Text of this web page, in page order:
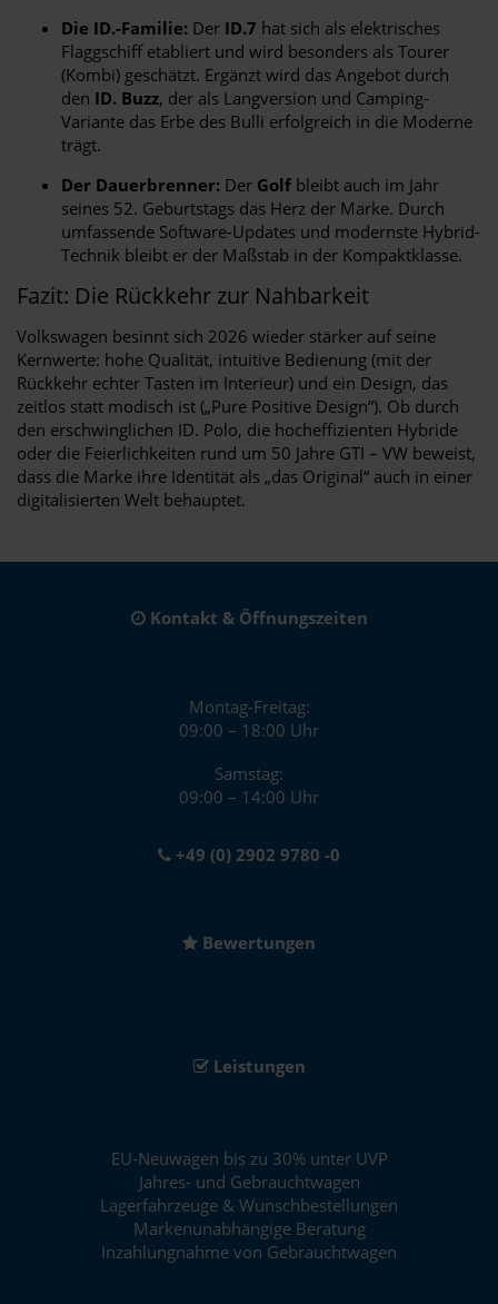
Die ID.-Familie: Der ID.7 hat sich als elektrisches
Flaggschiff etabliert und wird besonders als Tourer
(Kombi) geschätzt. Ergänzt wird das Angebot durch
den ID. Buzz, der als Langversion und Camping-
Variante das Erbe des Bulli erfolgreich in die Moderne
trägt.
Der Dauerbrenner: Der Golf bleibt auch im Jahr
seines 52. Geburtstags das Herz der Marke. Durch
umfassende Software-Updates und modernste Hybrid-
Technik bleibt er der Maßstab in der Kompaktklasse.
Fazit: Die Rückkehr zur Nahbarkeit
Volkswagen besinnt sich 2026 wieder stärker auf seine
Kernwerte: hohe Qualität, intuitive Bedienung (mit der
Rückkehr echter Tasten im Interieur) und ein Design, das
zeitlos statt modisch ist („Pure Positive Design“). Ob durch
den erschwinglichen ID. Polo, die hocheffizienten Hybride
oder die Feierlichkeiten rund um 50 Jahre GTI – VW beweist,
dass die Marke ihre Identität als „das Original“ auch in einer
digitalisierten Welt behauptet.
Kontakt & Öffnungszeiten
Montag-Freitag:
09:00 – 18:00 Uhr
Samstag:
09:00 – 14:00 Uhr
+49 (0) 2902 9780 -0
Bewertungen
Leistungen
EU-Neuwagen bis zu 30% unter UVP
Jahres- und Gebrauchtwagen
Lagerfahrzeuge & Wunschbestellungen
Markenunabhängige Beratung
Inzahlungnahme von Gebrauchtwagen